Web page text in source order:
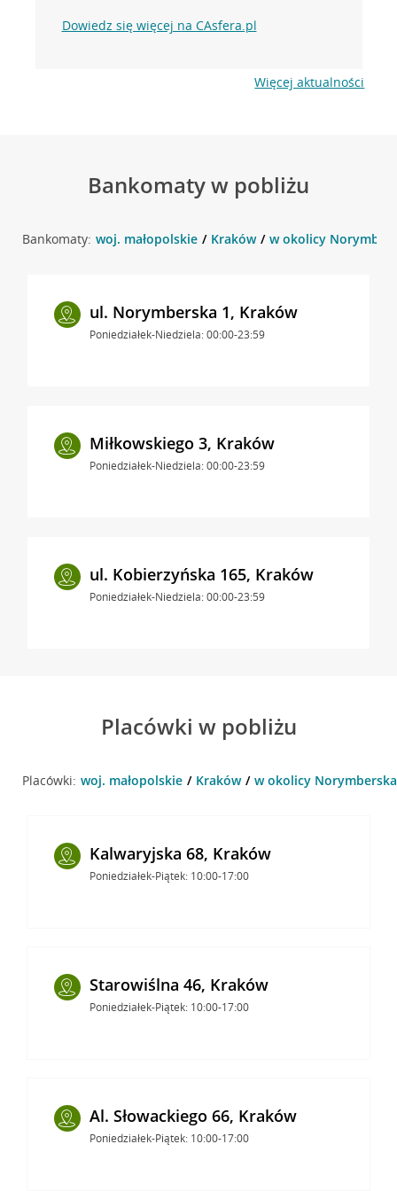
Dowiedz się więcej na CAsfera.pl
Więcej aktualności
Bankomaty w pobliżu
Bankomaty: woj. małopolskie Kraków w okolicy
ul. Norymberska 1, Kraków
Poniedziałek-Niedziela: 00:00-23:59
Miłkowskiego 3, Kraków
Poniedziałek-Niedziela: 00:00-23:59
ul. Kobierzyńska 165, Kraków
Poniedziałek-Niedziela: 00:00-23:59
Placówki w pobliżu
Placówki: woj. małopolskie Kraków w okolicy
Kalwaryjska 68, Kraków
Poniedziałek-Piątek: 10:00-17:00
Starowiślna 46, Kraków
Poniedziałek-Piątek: 10:00-17:00
Al. Słowackiego 66, Kraków
Poniedziałek-Piątek: 10:00-17:00